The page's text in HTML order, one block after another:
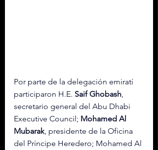
Por parte de la delegación emiratí
participaron H.E. Saif Ghobash
secretario general del Abu Dhabi
Executive Council; Mohamed Al
Mubarak , presidente de la Oficina
del Príncipe Heredero; Mohamed Al